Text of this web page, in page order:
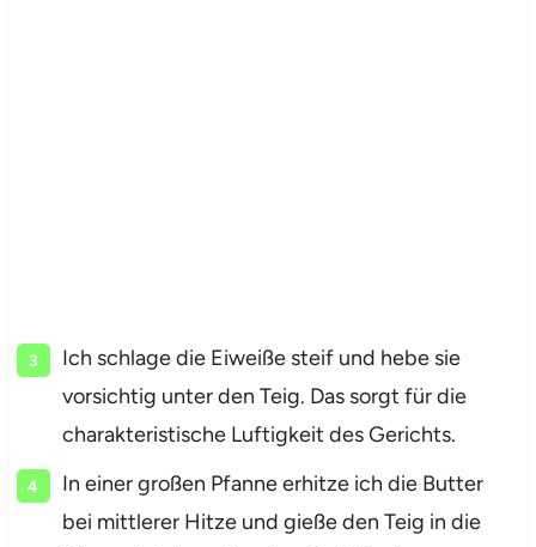
Ich schlage die Eiweiße steif und hebe sie
vorsichtig unter den Teig. Das sorgt für die
charakteristische Luftigkeit des Gerichts.
In einer großen Pfanne erhitze ich die Butter
bei mittlerer Hitze und gieße den Teig in die